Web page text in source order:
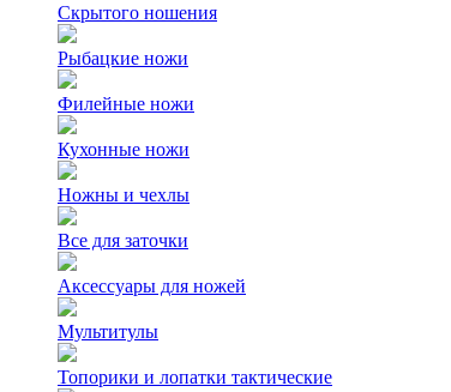
Скрытого ношения
Рыбацкие ножи
Филейные ножи
Кухонные ножи
Ножны и чехлы
Все для заточки
Аксессуары для ножей
Мультитулы
Топорики и лопатки тактические